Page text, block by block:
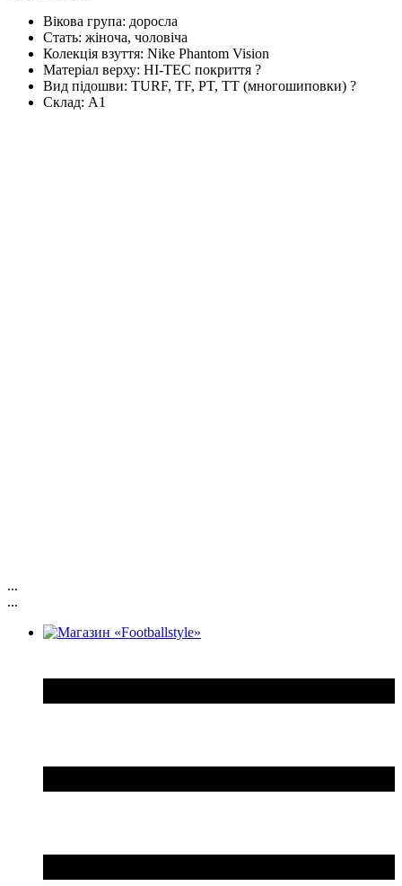
Вікова група: доросла
Стать: жіноча, чоловіча
Колекція взуття: Nike Phantom Vision
Матеріал верху: HI-TEC покриття ?
Вид підошви: TURF, TF, PT, TT (многошиповки) ?
Склад: А1
...
...